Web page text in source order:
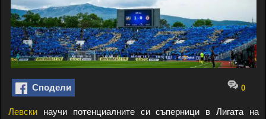
Сподели 0
Левски научи потенциалните си съперници в Лигата на